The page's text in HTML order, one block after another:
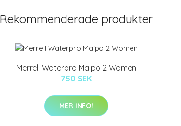
Rekommenderade produkter
Merrell Waterpro Maipo 2 Women
750 SEK
MER INFO!